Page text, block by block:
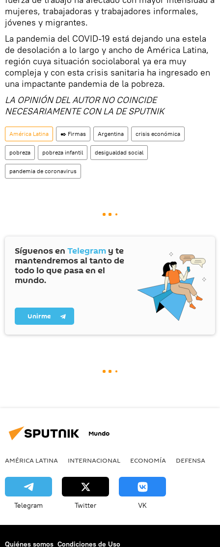
mujeres, trabajadoras y trabajadores informales,
jóvenes y migrantes.
La pandemia del COVID-19 está dejando una estela
de desolación a lo largo y ancho de América Latina,
región cuya situación sociolaboral ya era muy
compleja y con esta crisis sanitaria ha ingresado en
una impactante pandemia de la pobreza.
LA OPINIÓN DEL AUTOR NO COINCIDE
NECESARIAMENTE CON LA DE SPUTNIK
América Latina ✒️ Firmas Argentina crisis económica
pobreza pobreza infantil desigualdad social
pandemia de coronavirus
Síguenos en Telegram y te
mantendremos al tanto de
todo lo que pasa en el
mundo.
Unirme
Mundo
AMÉRICA LATINA INTERNACIONAL ECONOMÍA DEFENSA
Telegram Twitter VK
Quiénes somos Condiciones de Uso